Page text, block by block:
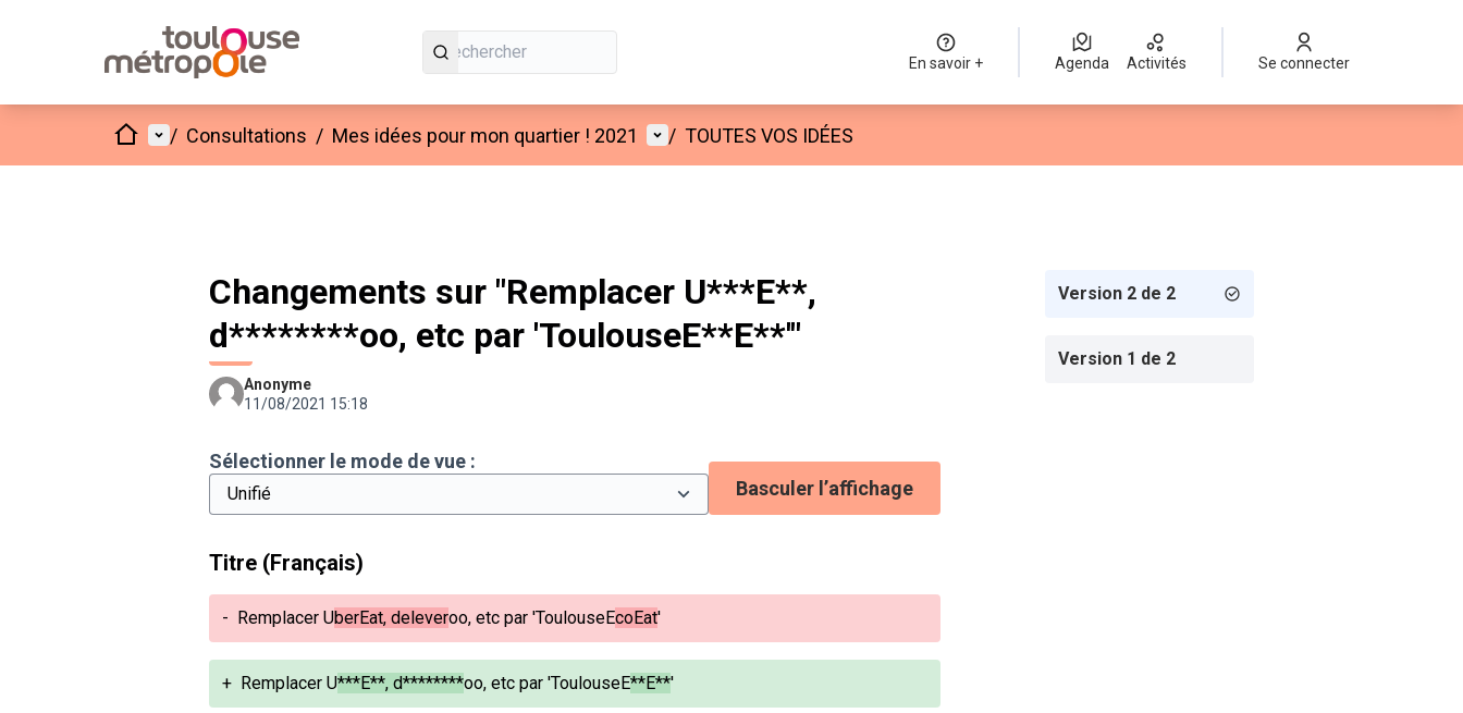
En savoir + Agenda Activités Se connecter
AccueilMenu principal
/ Consultations / Mes idées pour mon quartier ! 2021 Menu utilisateur
/ TOUTES VOS IDÉES
Changements sur "Remplacer U***E**,
d********oo, etc par 'ToulouseE**E**'"
Anonyme
11/08/2021 15:18
Sélectionner le mode de vue :
Basculer l’affichage
Titre (Français)
- Remplacer UberEat, deleveroo, etc par 'ToulouseEcoEat'
+ Remplacer U***E**, d********oo, etc par 'ToulouseE**E**'
Version 2 de 2
Version 1 de 2